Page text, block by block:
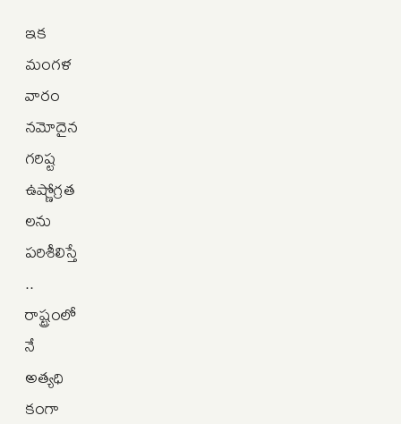
ఇక
మంగళ
వారం
నమోదైన
గరిష్ట
ఉష్ణోగ్రత
లను
పరిశీలిస్తే
..
రాష్ట్రంలో
నే
అత్యధి
కంగా